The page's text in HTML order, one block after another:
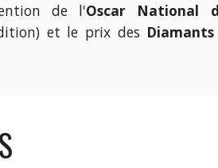
de l'Oscar National
et le prix des